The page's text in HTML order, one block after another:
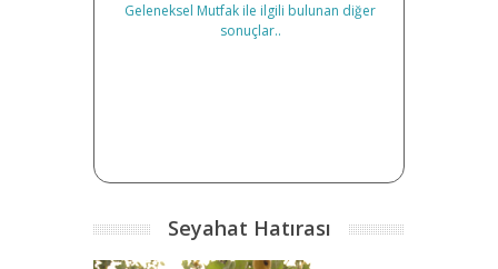
Geleneksel Mutfak ile ilgili bulunan diğer
sonuçlar..
Seyahat Hatırası